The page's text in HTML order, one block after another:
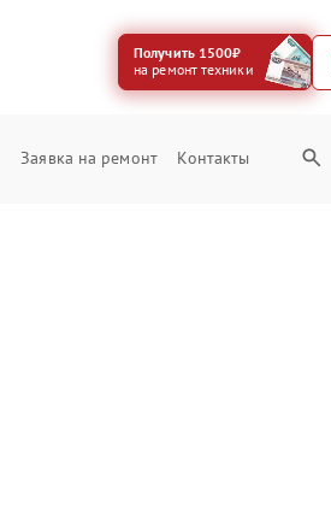
Получить 1500₽
на ремонт техники
Заявка на ремонт Контакты